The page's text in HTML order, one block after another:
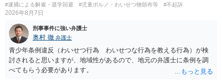
#逮捕による解雇・退学回避
#児童ポルノ・わいせつ物頒布等 #不起訴
2026年8月7日
刑事事件に強い弁護士
奥村 徹 弁護士
青少年条例違反（わいせつ行為 わいせつな行為を教える行為）が検
討されると思いますが、地域性があるので、地元の弁護士に条例を調
べてもらう必要があります。